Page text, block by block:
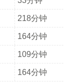
218分钟
164分钟
109分钟
164分钟